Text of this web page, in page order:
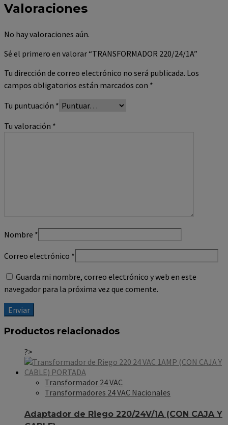
Valoraciones
No hay valoraciones aún.
Sé el primero en valorar “TRANSFORMADOR 220/24/1A”
Tu dirección de correo electrónico no será publicada. Los
campos obligatorios están marcados con *
Tu puntuación *
Tu valoración *
Nombre *
Correo electrónico *
Guarda mi nombre, correo electrónico y web en este
navegador para la próxima vez que comente.
Productos relacionados
?>
Transformador 24 VAC
Transformadores 24 VAC Nacionales
Adaptador de Riego 220/24V/1A (CON CAJA Y